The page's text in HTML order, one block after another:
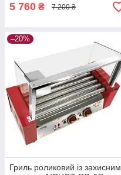
5 760 ₴ 7 200 ₴
–20%
Гриль роликовий із захисним